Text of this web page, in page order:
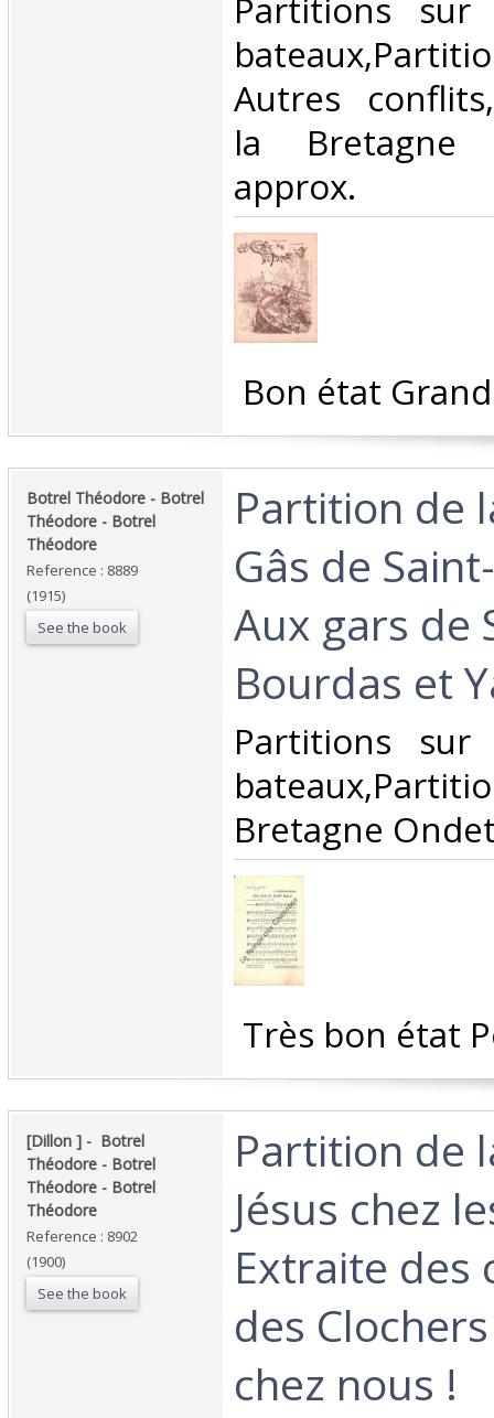
‎Partitions
Autres
la Bretagne
approx.‎
Bon état
‎Botrel Théodore - Botrel
Théodore - Botrel
Théodore‎
Reference : 8889
(1915)
See the book
‎Partition de
Gâs de
Aux gars de
Bourdas et
‎Partitions
Bretagne
Très bon état
‎[Dillon ] - ‎ ‎Botrel
Théodore - Botrel
Théodore - Botrel
Théodore‎
Reference : 8902
(1900)
See the book
‎Partition de
Jésus chez
Extraite des
des
chez nous ! ‎